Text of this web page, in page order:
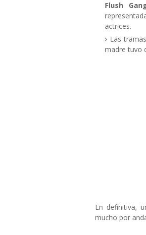
Flush
actrices.
Las
madre tuvo
En definitiva,
mucho por